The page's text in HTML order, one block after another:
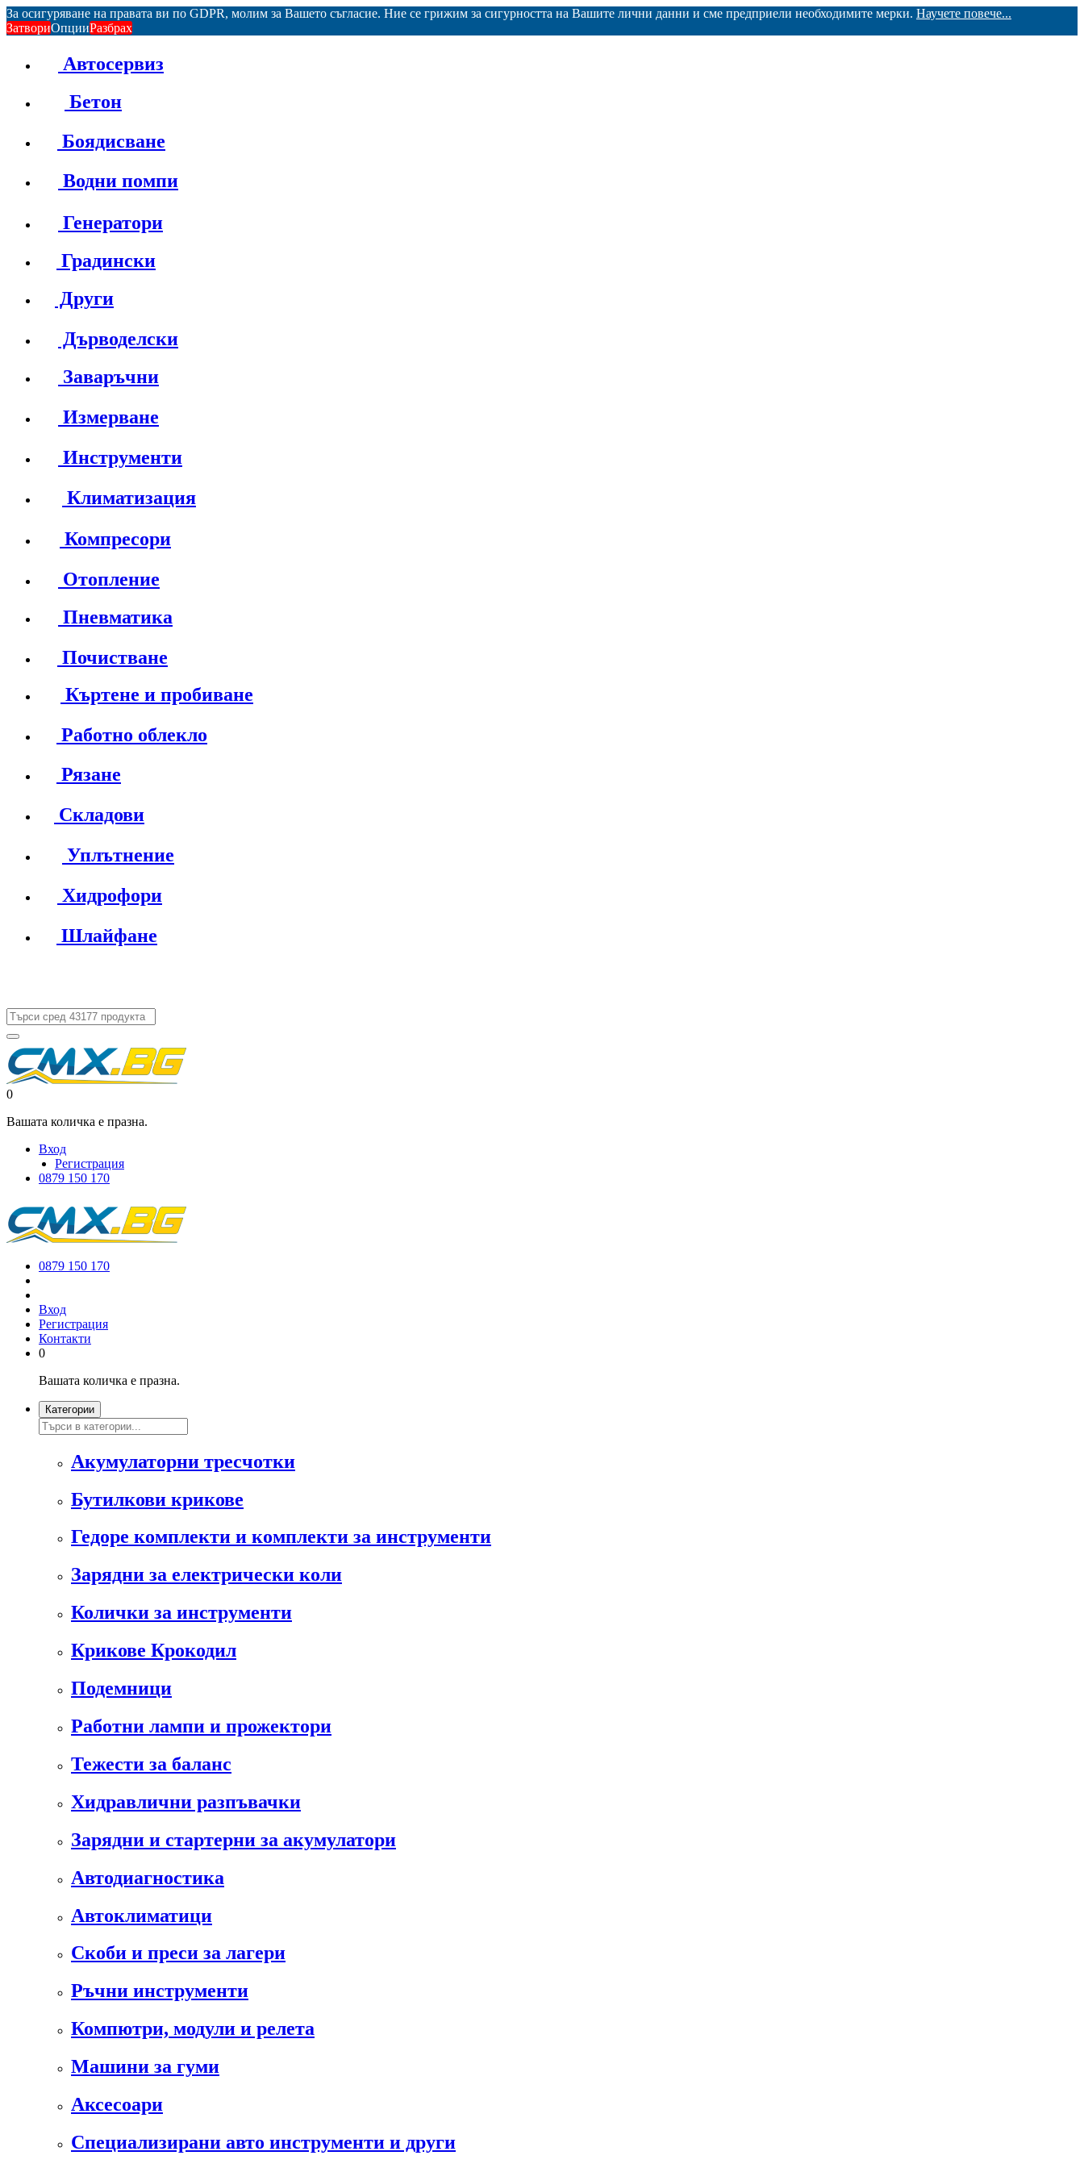
За осигуряване на правата ви по GDPR, молим за Вашето съгласие. Ние се грижим за сигурността на Вашите лични данни и сме предприели необходимите мерки. Научете повече...
ЗатвориОпцииРазбрах
Автосервиз
Бетон
Боядисване
Водни помпи
Генератори
Градински
Други
Дърводелски
Заваръчни
Измерване
Инструменти
Климатизация
Компресори
Отопление
Пневматика
Почистване
Къртене и пробиване
Работно облекло
Рязане
Складови
Уплътнение
Хидрофори
Шлайфане
0
Вашата количка е празна.
Вход
Регистрация
0879 150 170
0879 150 170
Вход
Регистрация
Контакти
0
Вашата количка е празна.
Категории
Акумулаторни тресчотки
Бутилкови крикове
Гедоре комплекти и комплекти за инструменти
Зарядни за електрически коли
Колички за инструменти
Крикове Крокодил
Подемници
Работни лампи и прожектори
Тежести за баланс
Хидравлични разпъвачки
Зарядни и стартерни за акумулатори
Автодиагностика
Автоклиматици
Скоби и преси за лагери
Ръчни инструменти
Компютри, модули и релета
Машини за гуми
Аксесоари
Специализирани авто инструменти и други